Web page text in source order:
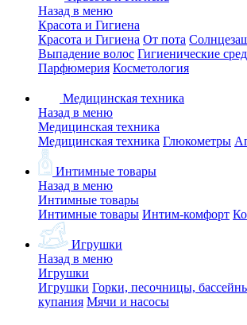
Назад в меню
Красота и Гигиена
Красота и Гигиена От пота
Выпадение волос Гигиенические
Парфюмерия Косметология
Медицинская техника
Назад в меню
Медицинская техника
Медицинская техника Глюкометры
Интимные товары
Назад в меню
Интимные товары
Интимные товары Интим-комфорт
Игрушки
Назад в меню
Игрушки
Игрушки Горки, песочницы,
купания Мячи и насосы